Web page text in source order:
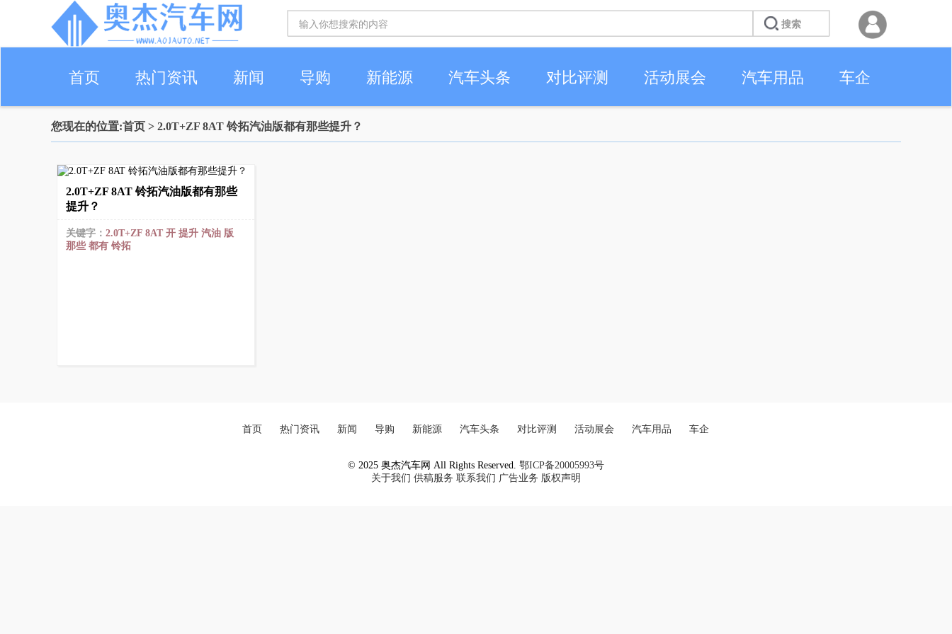
首页 热门资讯 新闻 导购 新能源 汽车头条 对比评测 活动展会 汽车用品 车企
您现在的位置:首页 > 2.0T+ZF 8AT 铃拓汽油版都有那些提升？
2.0T+ZF 8AT 铃拓汽油版都有那些
提升？
关键字： 2.0T+ZF 8AT 开 提升 汽油 版
那些 都有 铃拓
首页 热门资讯 新闻 导购 新能源 汽车头条 对比评测 活动展会 汽车用品 车企
© 2025 奥杰汽车网 All Rights Reserved. 鄂ICP备20005993号
关于我们 供稿服务 联系我们 广告业务 版权声明